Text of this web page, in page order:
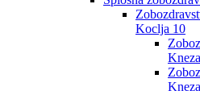
Koclja 10